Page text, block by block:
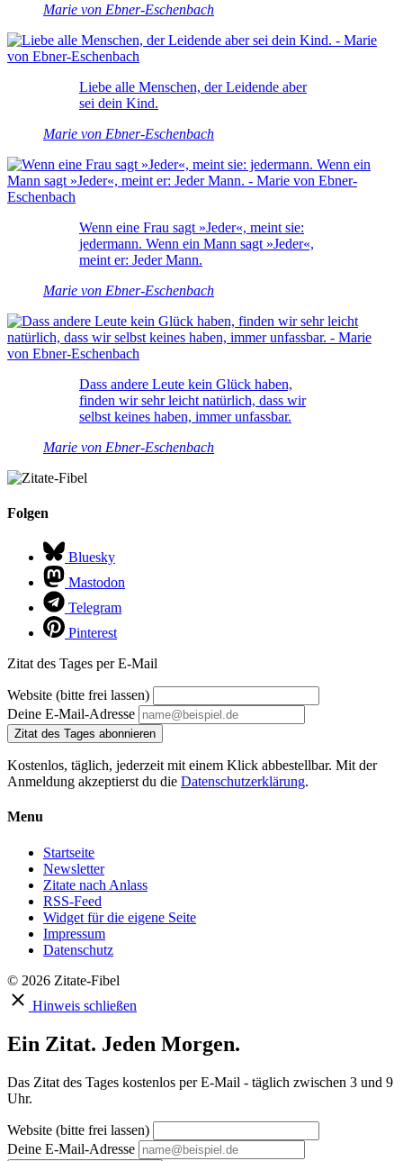
Marie von Ebner-Eschenbach
Liebe alle Menschen, der Leidende aber
sei dein Kind.
Marie von Ebner-Eschenbach
Wenn eine Frau sagt »Jeder«, meint sie:
jedermann. Wenn ein Mann sagt »Jeder«,
meint er: Jeder Mann.
Marie von Ebner-Eschenbach
Dass andere Leute kein Glück haben,
finden wir sehr leicht natürlich, dass wir
selbst keines haben, immer unfassbar.
Marie von Ebner-Eschenbach
Folgen
Bluesky
Mastodon
Telegram
Pinterest
Zitat des Tages per E-Mail
Website (bitte frei lassen)
Deine E-Mail-Adresse
Zitat des Tages abonnieren
Kostenlos, täglich, jederzeit mit einem Klick abbestellbar. Mit der
Anmeldung akzeptierst du die Datenschutzerklärung.
Menu
Startseite
Newsletter
Zitate nach Anlass
RSS-Feed
Widget für die eigene Seite
Impressum
Datenschutz
© 2026 Zitate-Fibel
Hinweis schließen
Ein Zitat. Jeden Morgen.
Das Zitat des Tages kostenlos per E-Mail - täglich zwischen 3 und 9
Uhr.
Website (bitte frei lassen)
Deine E-Mail-Adresse